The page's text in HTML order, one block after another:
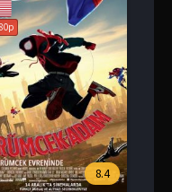
8.4